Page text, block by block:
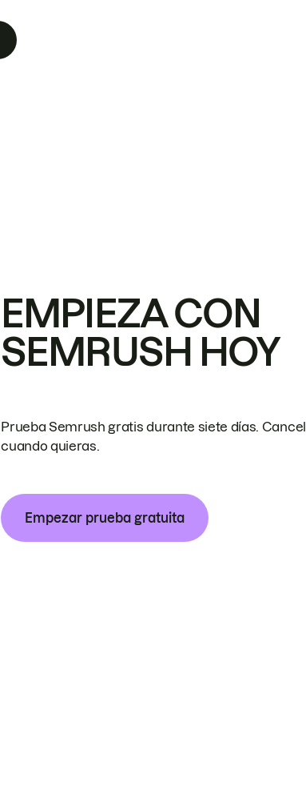
EMPIEZA CON
SEMRUSH HOY
Prueba Semrush gratis durante siete días.
cuando quieras.
Empezar prueba gratuita